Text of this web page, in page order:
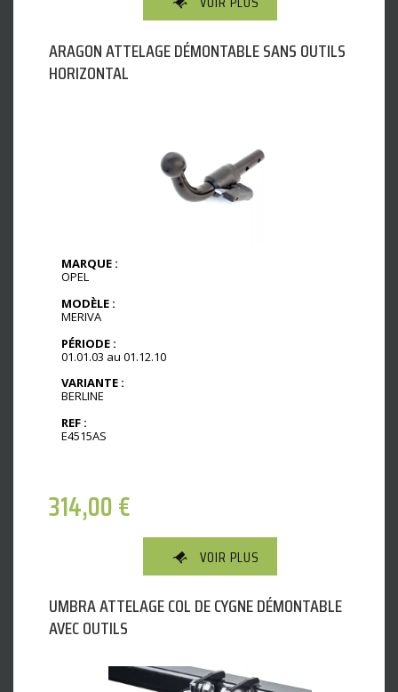
ARAGON ATTELAGE DÉMONTABLE SANS OUTILS
HORIZONTAL
MARQUE :
OPEL
MODÈLE :
MERIVA
PÉRIODE :
01.01.03 au 01.12.10
VARIANTE :
BERLINE
REF :
E4515AS
314,00€
VOIR PLUS
UMBRA ATTELAGE COL DE CYGNE DÉMONTABLE
AVEC OUTILS